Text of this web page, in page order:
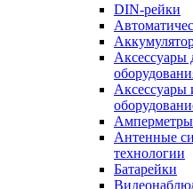
DIN-рейки
Аксессуары
Аксессуары
Амперметры
Антенные
технологии
Батарейки